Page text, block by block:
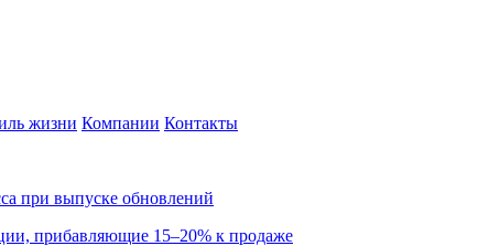
жизни Компании Контакты
при выпуске обновлений
прибавляющие 15–20% к продаже